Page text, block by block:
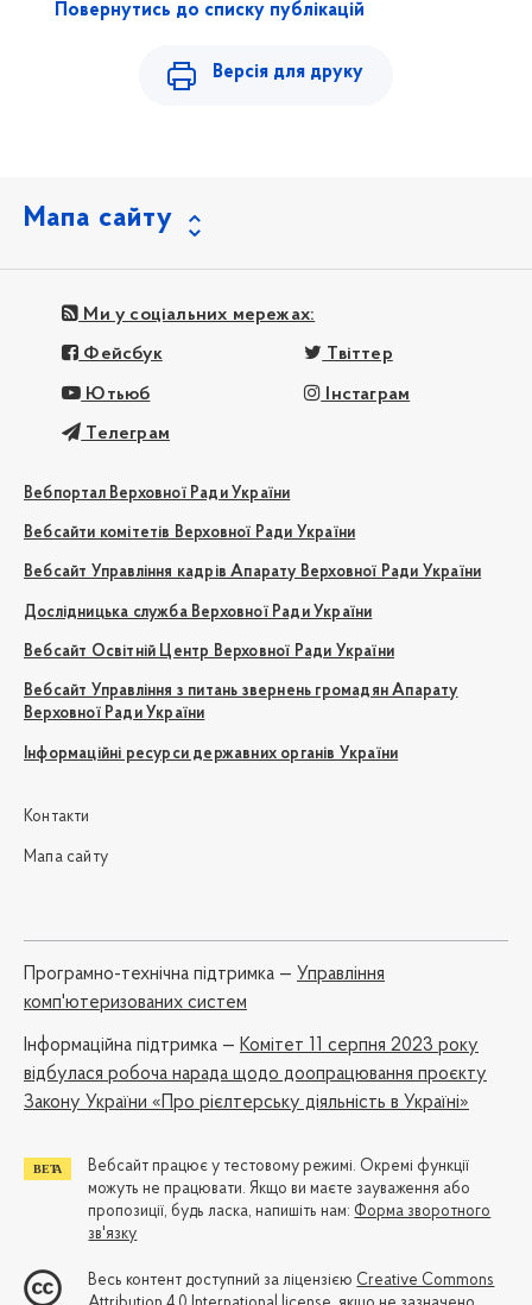
Повернутись до списку публікацій
Версія для друку
Мапа сайту
Ми у соціальних мережах:
Фейсбук Твіттер
Ютьюб Інстаграм
Телеграм
Вебпортал Верховної Ради України
Вебсайти комітетів Верховної Ради України
Вебсайт Управління кадрів Апарату Верховної Ради України
Дослідницька служба Верховної Ради України
Вебсайт Освітній Центр Верховної Ради України
Вебсайт Управління з питань звернень громадян Апарату
Верховної Ради України
Інформаційні ресурси державних органів України
Контакти
Мапа сайту
Програмно-технічна підтримка — Управління
комп'ютеризованих систем
Iнформаційна підтримка — Комітет 11 серпня 2023 року
відбулася робоча нарада щодо доопрацювання проєкту
Закону України «Про рієлтерську діяльність в Україні»
Вебсайт працює у тестовому режимі. Окремі функції
можуть не працювати. Якщо ви маєте зауваження або
пропозиції, будь ласка, напишіть нам: Форма зворотного
зв'язку
Весь контент доступний за ліцензією Creative Commons